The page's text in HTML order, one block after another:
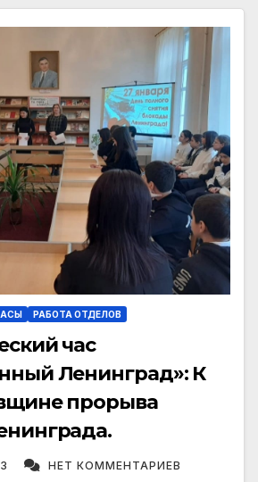
РАБОТА ОТДЕЛОВ
час
Ленинград»: К
прорыва
НЕТ КОММЕНТАРИЕВ